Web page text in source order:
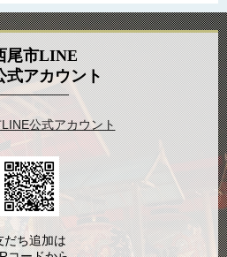
尾市LINE
式アカウント
公式アカウント
だち追加は